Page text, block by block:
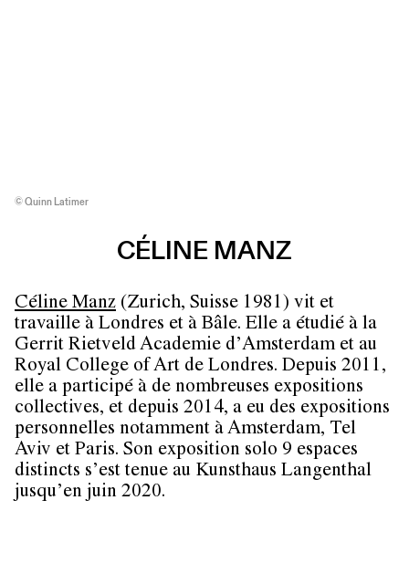
© Quinn Latimer
CÉLINE MANZ
Céline Manz (Zurich, Suisse 1981) vit et
travaille à Londres et à Bâle. Elle a étudié à la
Gerrit Rietveld Academie d’Amsterdam et au
Royal College of Art de Londres. Depuis 2011,
elle a participé à de nombreuses expositions
collectives, et depuis 2014, a eu des expositions
personnelles notamment à Amsterdam, Tel
Aviv et Paris. Son exposition solo 9 espaces
distincts s’est tenue au Kunsthaus Langenthal
jusqu’en juin 2020.